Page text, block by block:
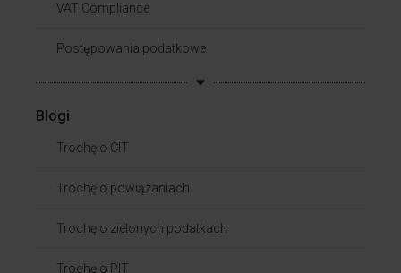
VAT Compliance
Postępowania podatkowe
Blogi
Trochę o CIT
Trochę o powiązaniach​
Trochę o zielonych podatkach
Trochę o PIT